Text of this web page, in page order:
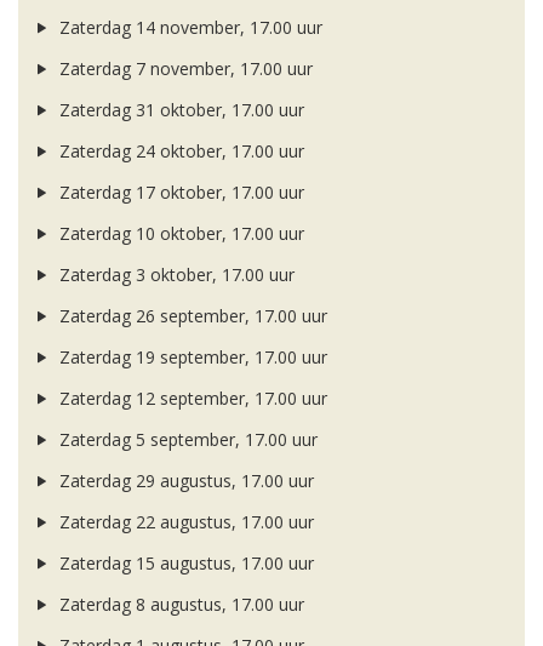
Zaterdag 14 november, 17.00 uur
Zaterdag 7 november, 17.00 uur
Zaterdag 31 oktober, 17.00 uur
Zaterdag 24 oktober, 17.00 uur
Zaterdag 17 oktober, 17.00 uur
Zaterdag 10 oktober, 17.00 uur
Zaterdag 3 oktober, 17.00 uur
Zaterdag 26 september, 17.00 uur
Zaterdag 19 september, 17.00 uur
Zaterdag 12 september, 17.00 uur
Zaterdag 5 september, 17.00 uur
Zaterdag 29 augustus, 17.00 uur
Zaterdag 22 augustus, 17.00 uur
Zaterdag 15 augustus, 17.00 uur
Zaterdag 8 augustus, 17.00 uur